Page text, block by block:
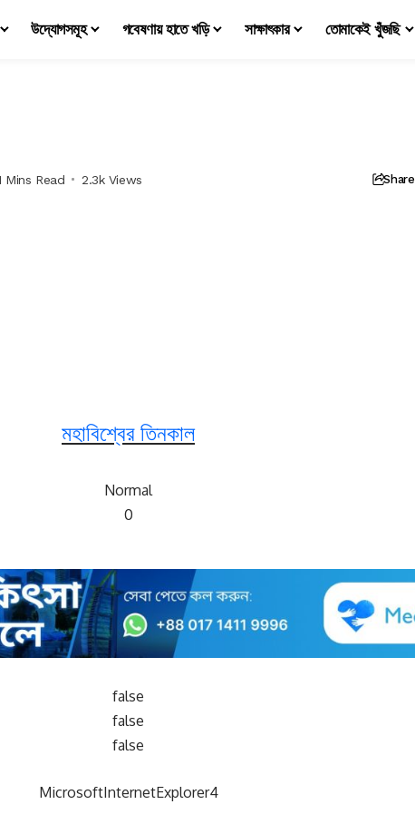
উদ্যোগসমূহ গবেষণায় হাতে খড়ি সাক্ষাৎকার তোমাকেই খুঁজছি
Mins Read 2.3k Views Share
মহাবিশ্বের তিনকাল
Normal
0
false
false
false
MicrosoftInternetExplorer4